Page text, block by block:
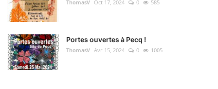
ThomasV Oct 17, 2024 0 585
Portes ouvertes à Pecq !
ThomasV Avr 15, 2024 0 1005